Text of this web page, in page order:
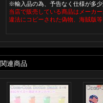
※輸入品の為、予告なく仕様が多少
当店で販売している商品はメーカ
違法にコピーされた偽物、海賊版等
関連商品